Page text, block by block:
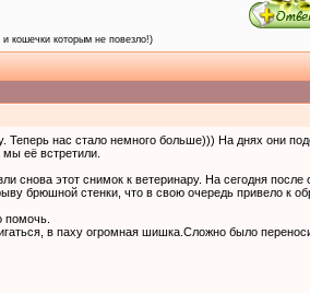
и кошечки которым не повезло!)
Теперь нас стало немного больше))) На днях они
её встретили.
этот снимок к ветеринару. На сегодня после
брюшной стенки, что в свою очередь привело к
помочь.
в паху огромная шишка.Сложно было